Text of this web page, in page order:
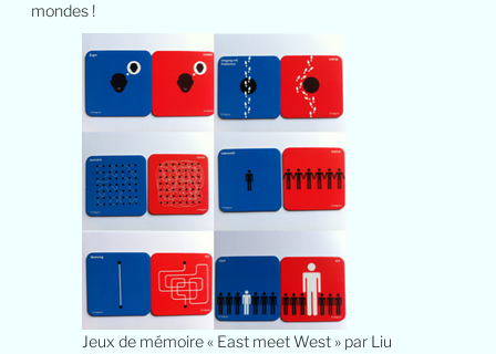
mondes !
Jeux de mémoire « East meet West » par Liu